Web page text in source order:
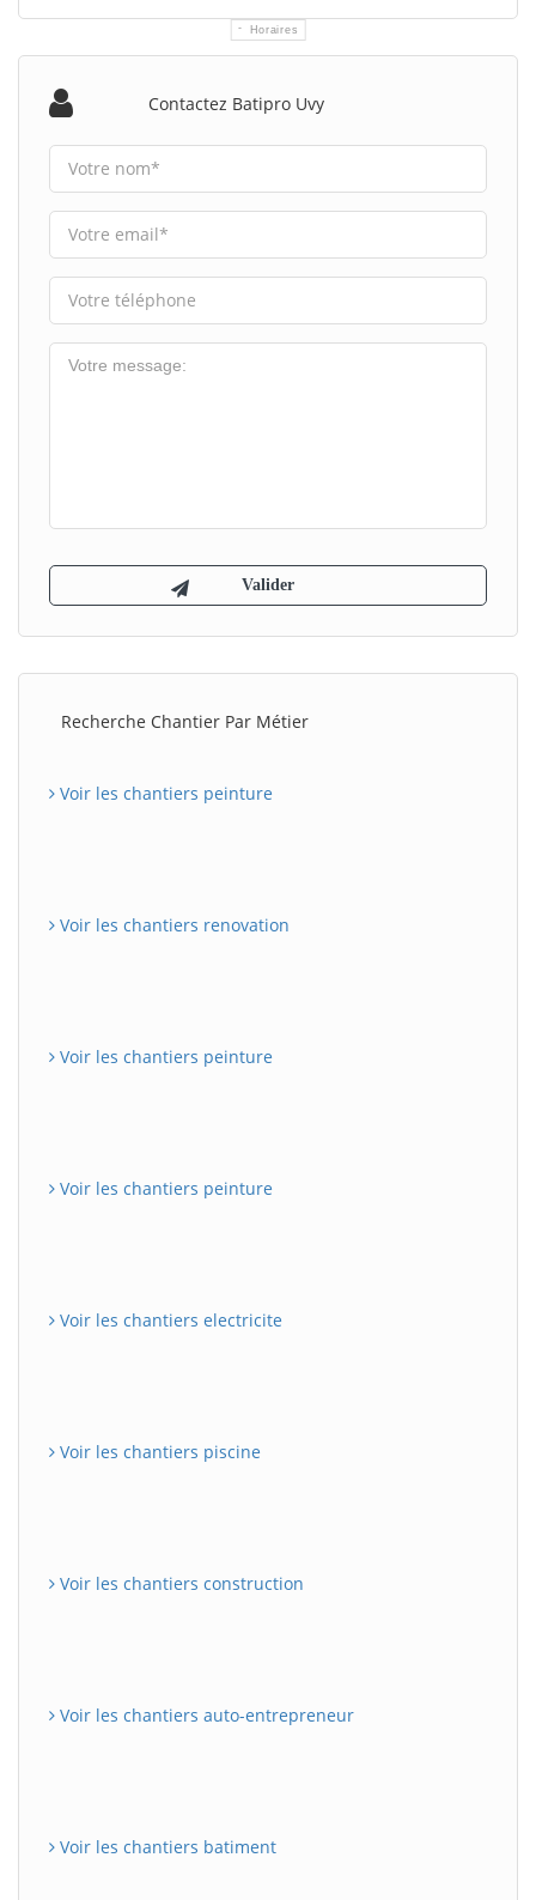
Horaires
Contactez Batipro Uvy
Recherche Chantier Par Métier
Voir les chantiers peinture
Voir les chantiers renovation
Voir les chantiers peinture
Voir les chantiers peinture
Voir les chantiers electricite
Voir les chantiers piscine
Voir les chantiers construction
Voir les chantiers auto-entrepreneur
Voir les chantiers batiment